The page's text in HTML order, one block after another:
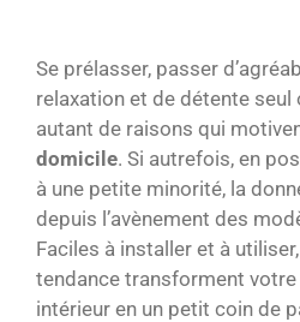
Se prélasser, passer
relaxation et de détente seul
autant de raisons qui
domicile. Si autrefois, en
à une petite minorité, la
depuis l’avènement des
Faciles à installer et à
tendance transforment
intérieur en un petit coin de